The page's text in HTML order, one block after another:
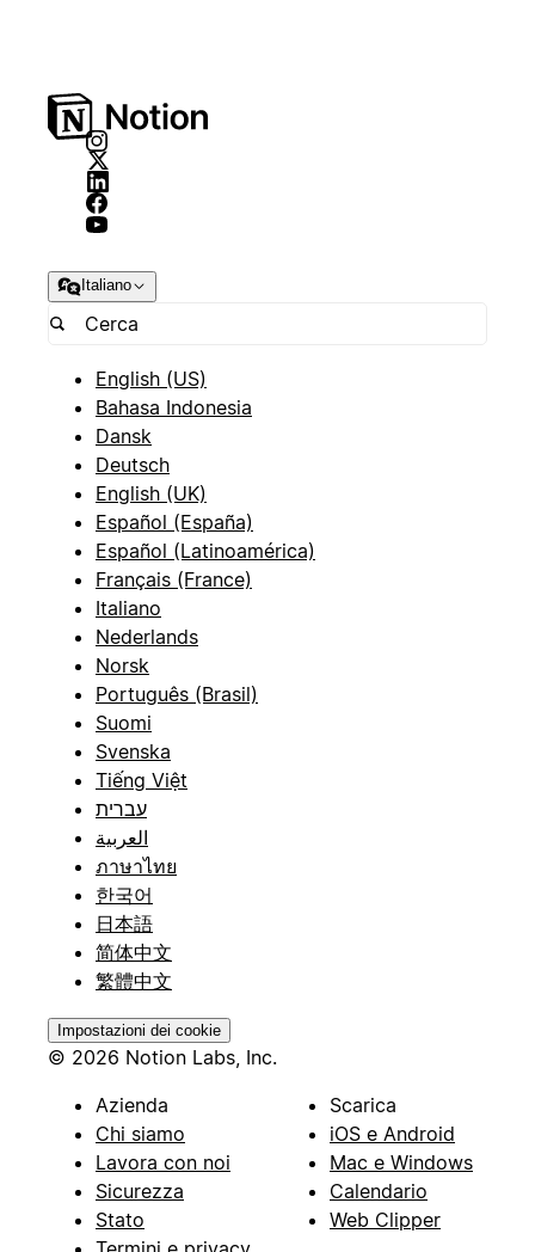
Italiano
English (US)
Bahasa Indonesia
Dansk
Deutsch
English (UK)
Español (España)
Español (Latinoamérica)
Français (France)
Italiano
Nederlands
Norsk
Português (Brasil)
Suomi
Svenska
Tiếng Việt
עברית
العربية
ภาษาไทย
한국어
日本語
简体中文
繁體中文
Impostazioni dei cookie
© 2026 Notion Labs, Inc.
Azienda
Chi siamo
Lavora con noi
Sicurezza
Stato
Scarica
iOS e Android
Mac e Windows
Calendario
Web Clipper